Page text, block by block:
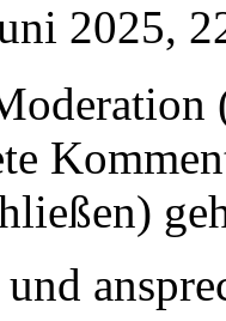
2025,